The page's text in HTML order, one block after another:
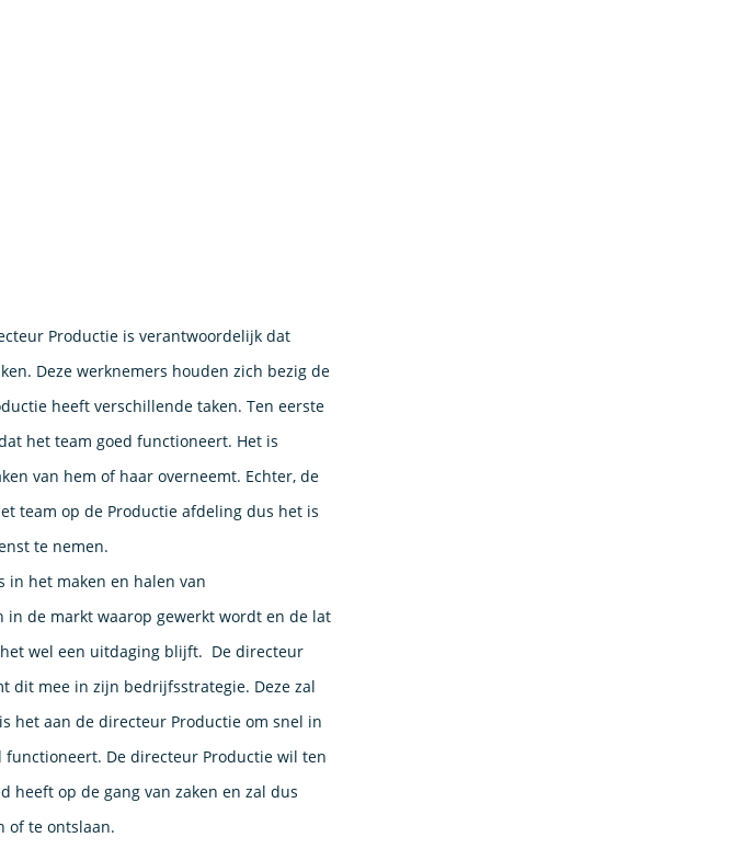
Productie is verantwoordelijk dat
Deze werknemers houden zich bezig de
heeft verschillende taken. Ten eerste
het team goed functioneert. Het is
van hem of haar overneemt. Echter, de
team op de Productie afdeling dus het is
te nemen.
in het maken en halen van
de markt waarop gewerkt wordt en de lat
wel een uitdaging blijft. De directeur
dit mee in zijn bedrijfsstrategie. Deze zal
het aan de directeur Productie om snel in
De directeur Productie wil ten
op de gang van zaken en zal dus
of te ontslaan.